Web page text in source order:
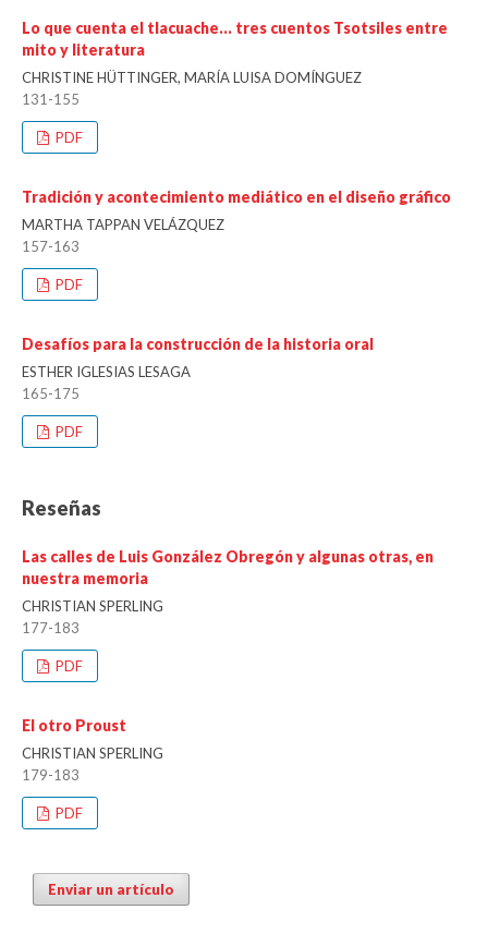
Lo que cuenta el tlacuache… tres cuentos Tsotsiles entre
mito y literatura
CHRISTINE HÜTTINGER, MARÍA LUISA DOMÍNGUEZ
131-155
PDF
Tradición y acontecimiento mediático en el diseño gráfico
MARTHA TAPPAN VELÁZQUEZ
157-163
PDF
Desafíos para la construcción de la historia oral
ESTHER IGLESIAS LESAGA
165-175
PDF
Reseñas
Las calles de Luis González Obregón y algunas otras, en
nuestra memoria
CHRISTIAN SPERLING
177-183
PDF
El otro Proust
CHRISTIAN SPERLING
179-183
PDF
Enviar un artículo